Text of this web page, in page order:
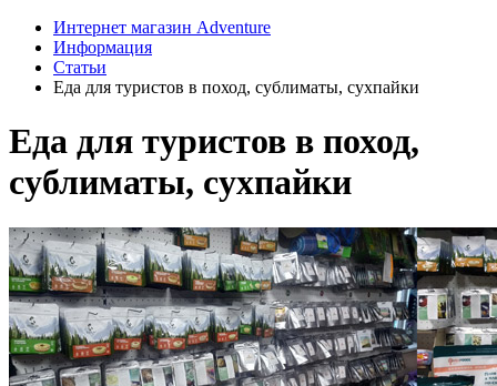
Интернет магазин Adventure
Информация
Статьи
Еда для туристов в поход, сублиматы, сухпайки
Еда для туристов в поход,
сублиматы, сухпайки